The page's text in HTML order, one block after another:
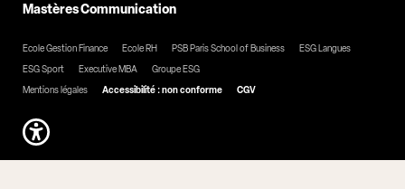
Mastères Communication
Ecole Gestion Finance Ecole RH PSB Paris School of Business
ESG Langues
ESG Sport
Executive MBA
Groupe ESG
Mentions légales
Accessibilité : non conforme CGV